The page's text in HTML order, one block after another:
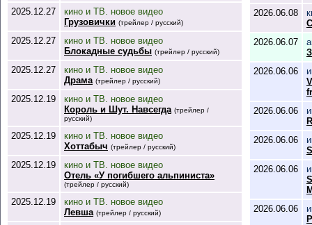
2025.12.27
кино и ТВ. новое видео
Грузовички (трейлер / русский)
2025.12.27
кино и ТВ. новое видео
Блокадные судьбы (трейлер / русский)
2025.12.27
кино и ТВ. новое видео
Драма (трейлер / русский)
2025.12.19
кино и ТВ. новое видео
Король и Шут. Навсегда (трейлер /
русский)
2025.12.19
кино и ТВ. новое видео
Хоттабыч (трейлер / русский)
2025.12.19
кино и ТВ. новое видео
Отель «У погибшего альпиниста»
(трейлер / русский)
2025.12.19
кино и ТВ. новое видео
Левша (трейлер / русский)
2026.06.08
2026.06.07
2026.06.06
2026.06.06
2026.06.06
2026.06.06
2026.06.06